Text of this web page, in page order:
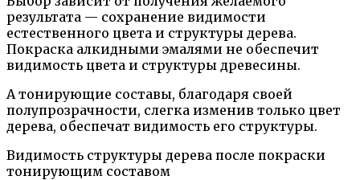
результата — сохранение видимости
естественного цвета и структуры дерева.
Покраска алкидными эмалями не обеспечит
видимость цвета и структуры древесины.
А тонирующие составы, благодаря своей
полупрозрачности, слегка изменив только цвет
дерева, обеспечат видимость его структуры.
Видимость структуры дерева после покраски
тонирующим составом